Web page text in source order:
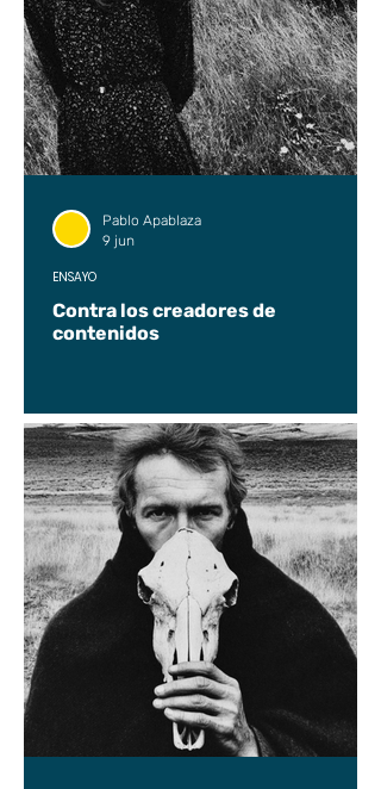
Contra los creadores de
contenidos
ENSAYO
Pablo Apablaza
9 jun